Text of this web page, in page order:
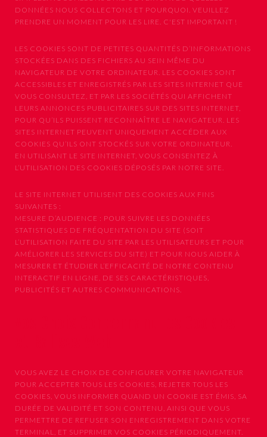
DONNÉES NOUS COLLECTONS ET POURQUOI. VEUILLEZ
PRENDRE UN MOMENT POUR LES LIRE. C'EST IMPORTANT !
LES COOKIES SONT DE PETITES QUANTITÉS D’INFORMATIONS
STOCKÉES DANS DES FICHIERS AU SEIN MÊME DU
NAVIGATEUR DE VOTRE ORDINATEUR. LES COOKIES SONT
ACCESSIBLES ET ENREGISTRÉS PAR LES SITES INTERNET QUE
VOUS CONSULTEZ, ET PAR LES SOCIÉTÉS QUI AFFICHENT
LEURS ANNONCES PUBLICITAIRES SUR DES SITES INTERNET,
POUR QU’ILS PUISSENT RECONNAÎTRE LE NAVIGATEUR. LES
SITES INTERNET PEUVENT UNIQUEMENT ACCÉDER AUX
COOKIES QU’ILS ONT STOCKÉS SUR VOTRE ORDINATEUR.
EN UTILISANT LE SITE INTERNET, VOUS CONSENTEZ À
L’UTILISATION DES COOKIES DÉPOSÉS PAR NOTRE SITE.
LE SITE INTERNET UTILISENT DES COOKIES AUX FINS
SUIVANTES :
MESURE D’AUDIENCE : POUR SUIVRE LES DONNÉES
STATISTIQUES DE FRÉQUENTATION DU SITE (SOIT
L’UTILISATION FAITE DU SITE PAR LES UTILISATEURS ET POUR
AMÉLIORER LES SERVICES DU SITE) ET POUR NOUS AIDER À
MESURER ET ÉTUDIER L’EFFICACITÉ DE NOTRE CONTENU
INTERACTIF EN LIGNE, DE SES CARACTÉRISTIQUES,
PUBLICITÉS ET AUTRES COMMUNICATIONS.
VOUS AVEZ LE CHOIX DE CONFIGURER VOTRE NAVIGATEUR
POUR ACCEPTER TOUS LES COOKIES, REJETER TOUS LES
COOKIES, VOUS INFORMER QUAND UN COOKIE EST ÉMIS, SA
DURÉE DE VALIDITÉ ET SON CONTENU, AINSI QUE VOUS
PERMETTRE DE REFUSER SON ENREGISTREMENT DANS VOTRE
TERMINAL, ET SUPPRIMER VOS COOKIES PÉRIODIQUEMENT.